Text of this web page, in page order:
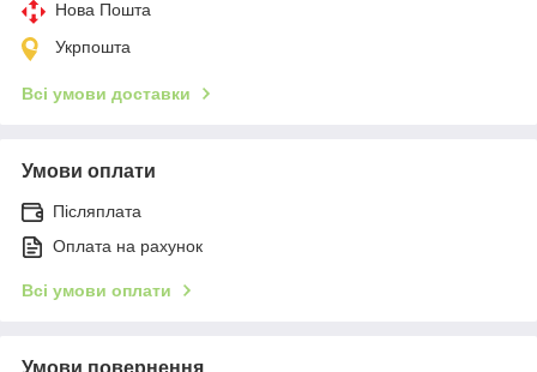
Нова Пошта
Укрпошта
Всі умови доставки
Умови оплати
Післяплата
Оплата на рахунок
Всі умови оплати
Умови повернення